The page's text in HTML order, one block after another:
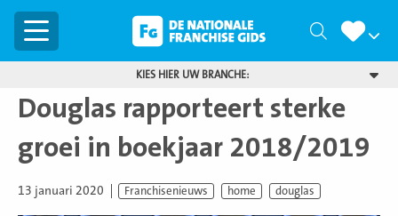
Menu Zoeken
KIES HIER UW BRANCHE:
Douglas rapporteert sterke
groei in boekjaar 2018/2019
13 januari 2020 Franchisenieuws home douglas